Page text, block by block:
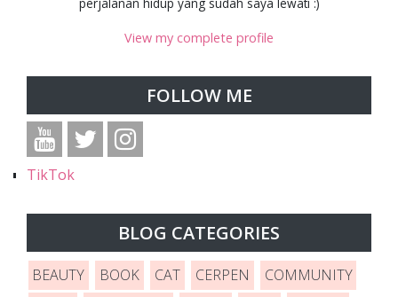
perjalanan hidup yang sudah saya lewati :)
View my complete profile
FOLLOW ME
TikTok
BLOG CATEGORIES
BEAUTY BOOK CAT CERPEN
COMMUNITY